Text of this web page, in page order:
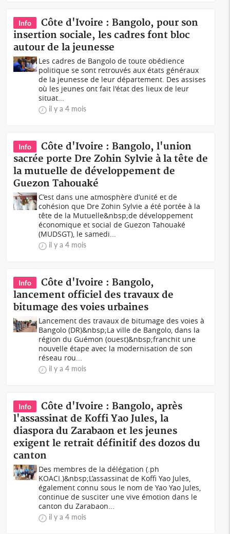
Info
Côte d'Ivoire : Bangolo, pour son
insertion sociale, les cadres font bloc
autour de la jeunesse
Les cadres de Bangolo de toute obédience
politique se sont retrouvés aux états généraux
de la jeunesse de leur département. Des assises
où les jeunes ont fait l'état des lieux de leur
situat...
il y a 4 mois
Info
Côte d'Ivoire : Bangolo, l'union
sacrée porte Dre Zohin Sylvie à la tête de
la mutuelle de développement de
Guezon Tahouaké
C’est dans une аtmosphère d’unité et de
cohésion que Dre Zohin Sylvie a été portée à la
tête de la Mutuelle&nbsp;de développement
économique et social de Guezon Tahouaké
(MUDSGT), le samedi...
il y a 4 mois
Info
Côte d'Ivoire : Bangolo,
lancement officiel des travaux de
bitumage des voies urbaines
Lancement des travaux de bitumage des voies à
Bangolo (DR)&nbsp;La ville de Bangolo, dans la
région du Guémon (ouest)&nbsp;franchit une
nouvelle étape avec la modernisation de son
réseau rou...
il y a 4 mois
Info
Côte d'Ivoire : Bangolo, après
l'assassinat de Koffi Yao Jules, la
diaspora du Zarabaon et les jeunes
exigent le retrait définitif des dozos du
canton
Des membres de la délégation (.ph
KOACI.)&nbsp;L’assassinat de Koffi Yao Jules,
également connu sous le nom de Yao Yao Jules,
continue de susciter une vive émotion dans le
canton du Zarabaon...
il y a 4 mois